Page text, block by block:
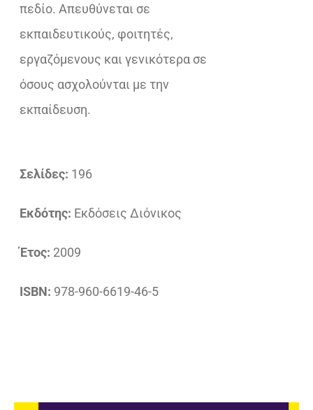
πεδίο. Απευθύνεται σε
εκπαιδευτικούς, φοιτητές,
εργαζόμενους και γενικότερα σε
όσους ασχολούνται με την
εκπαίδευση.
Σελίδες: 196
Εκδότης: Εκδόσεις Διόνικος
Έτος: 2009
ISBN: 978-960-6619-46-5